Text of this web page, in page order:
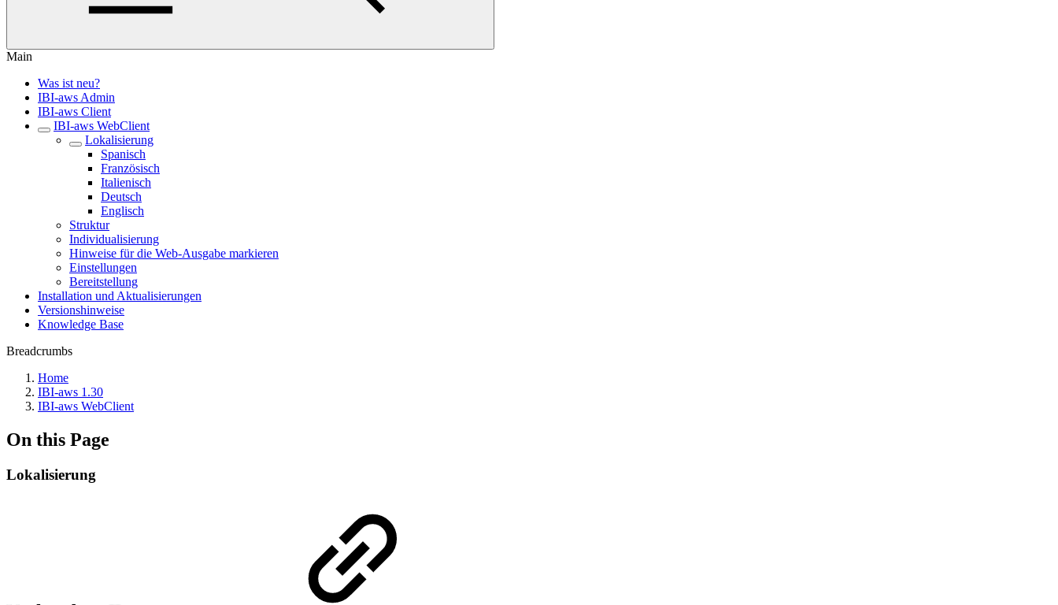
Main
Was ist neu?
IBI-aws Admin
IBI-aws Client
IBI-aws WebClient
Lokalisierung
Spanisch
Französisch
Italienisch
Deutsch
Englisch
Struktur
Individualisierung
Hinweise für die Web-Ausgabe markieren
Einstellungen
Bereitstellung
Installation und Aktualisierungen
Versionshinweise
Knowledge Base
Breadcrumbs
Home
IBI-aws 1.30
IBI-aws WebClient
On this Page
Lokalisierung